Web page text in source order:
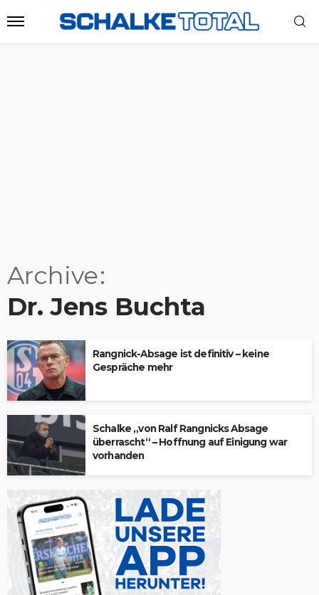
Archive
Dr. Jens Buchta
Rangnick-Absage ist definitiv – keine
Gespräche mehr
Schalke „von Ralf Rangnicks Absage
überrascht“ – Hoffnung auf Einigung war
vorhanden